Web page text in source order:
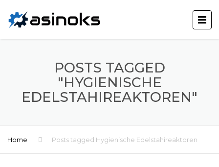
POSTS TAGGED
"HYGIENISCHE
EDELSTAHIREAKTOREN"
Home Posts tagged Hygienische Edelstahireaktoren